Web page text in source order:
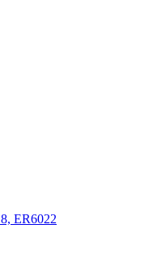
ER6022